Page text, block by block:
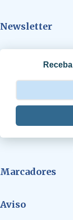
á
s
Newsletter
Marcadores
Aviso